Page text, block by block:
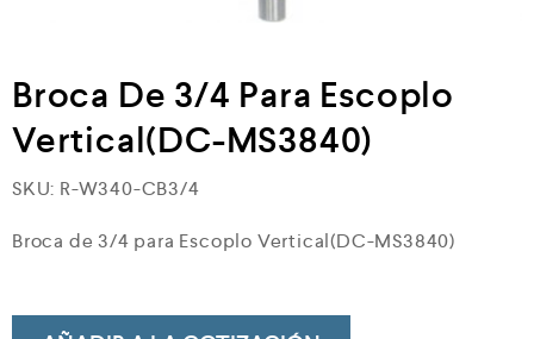
Broca De 3/4 Para Escoplo
Vertical(DC-MS3840)
SKU: R-W340-CB3/4
Broca de 3/4 para Escoplo Vertical(DC-MS3840)